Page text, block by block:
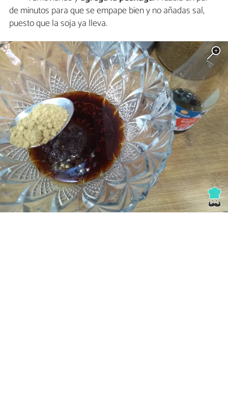
de minutos para que se empape bien y no añadas sal,
puesto que la soja ya lleva.